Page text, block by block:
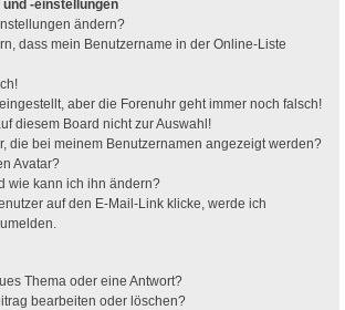
-einstellungen
ändern?
dass mein Benutzername in der Online-Liste
aber die Forenuhr geht immer noch falsch!
diesem Board nicht zur Auswahl!
die bei meinem Benutzernamen angezeigt werden?
Avatar?
wie kann ich ihn ändern?
auf den E-Mail-Link klicke, werde ich
Thema oder eine Antwort?
bearbeiten oder löschen?